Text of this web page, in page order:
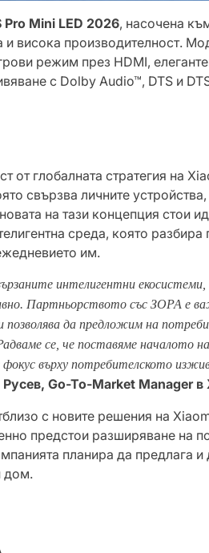
Pro Mini LED 2026, насочена
висока производителност.
режим през HDMI,
с Dolby Audio™, DTS и
от глобалната стратегия на
свързва личните устройства,
на тази концепция стои
среда, която разбира
им.
интелигентни
Партньорството със ЗОРА е
позволява да предложим на
се, че поставяме началото
върху потребителското
Русев, Go-To-Market Manager
с новите решения на
предстои разширяване на
планира да предлага и
дом.